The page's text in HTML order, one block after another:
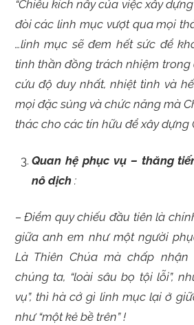
“Chiều kích nầy của việc xây
đòi các linh mục vượt qua mọi
…linh mục sẽ đem hết sức để
tinh thần đồng trách nhiệm
cứu độ duy nhất, nhiệt tình và
mọi đặc sủng và chức năng mà
thác cho các tín hữu để xây dựng
Quan hệ phục vụ – thăng
nô dịch:
– Điểm quy chiếu đầu tiên là
giữa anh em như một người
Là Thiên Chúa mà chấp
chúng ta, “loài sâu bọ tội lỗi”,
vụ”, thì hà cớ gì linh mục lại ở
như “một kẻ bề trên” !